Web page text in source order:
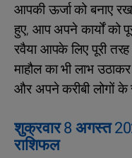
आपकी ऊर्जा को बनाए
हुए, आप अपने कार्यों को
रवैया आपके लिए पूरी
माहौल का भी लाभ
और अपने करीबी लोगों
शुक्रवार 8 अगस्त
राशिफल